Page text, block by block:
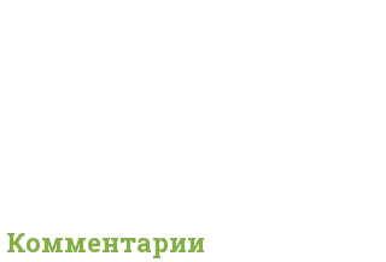
Комментарии